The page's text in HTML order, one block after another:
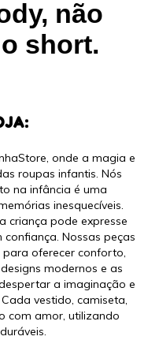
não
short.
onde a magia e
roupas infantis. Nós
na infância é uma
inesquecíveis.
criança pode expresse
Nossas peças
oferecer conforto,
modernos e as
a imaginação e
vestido, camiseta,
com amor, utilizando